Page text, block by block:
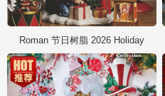
Roman 节日树脂 2026 Holiday